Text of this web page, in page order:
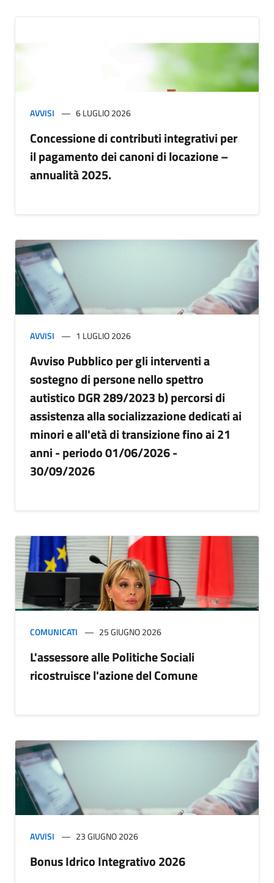
AVVISI 6 LUGLIO 2026
Concessione di contributi integrativi per
il pagamento dei canoni di locazione –
annualità 2025.
AVVISI 1 LUGLIO 2026
Avviso Pubblico per gli interventi a
sostegno di persone nello spettro
autistico DGR 289/2023 b) percorsi di
assistenza alla socializzazione dedicati ai
minori e all'età di transizione fino ai 21
anni - periodo 01/06/2026 -
30/09/2026
COMUNICATI 25 GIUGNO 2026
L'assessore alle Politiche Sociali
ricostruisce l'azione del Comune
AVVISI 23 GIUGNO 2026
Bonus Idrico Integrativo 2026